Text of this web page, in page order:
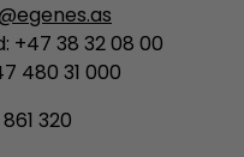
+47 38 32 08 00
480 31 000
320